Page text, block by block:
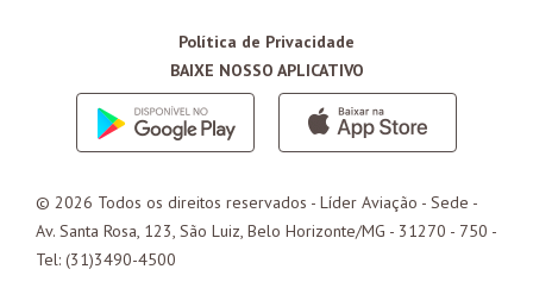
Política de Privacidade
© 2026 Todos os direitos reservados - Líder Aviação - Sede -
Av. Santa Rosa, 123, São Luiz, Belo Horizonte/MG - 31270 - 750 -
Tel: (31)3490-4500
BAIXE NOSSO APLICATIVO